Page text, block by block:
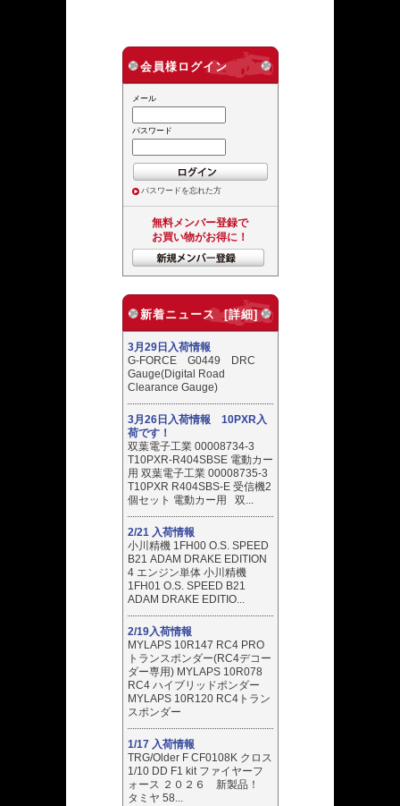
会員様ログイン
メール
パスワード
パスワードを忘れた方
無料メンバー登録で
お買い物がお得に！
新着ニュース [詳細]
3月29日入荷情報
G-FORCE G0449 DRC
Gauge(Digital Road
Clearance Gauge)
3月26日入荷情報 10PXR入
荷です！
双葉電子工業 00008734-3
T10PXR-R404SBSE 電動カー
用 双葉電子工業 00008735-3
T10PXR R404SBS-E 受信機2
個セット 電動カー用 双...
2/21 入荷情報
小川精機 1FH00 O.S. SPEED
B21 ADAM DRAKE EDITION
4 エンジン単体 小川精機
1FH01 O.S. SPEED B21
ADAM DRAKE EDITIO...
2/19入荷情報
MYLAPS 10R147 RC4 PRO
トランスポンダー(RC4デコー
ダー専用) MYLAPS 10R078
RC4 ハイブリッドポンダー
MYLAPS 10R120 RC4トラン
スポンダー
1/17 入荷情報
TRG/Older F CF0108K クロス
1/10 DD F1 kit ファイヤーフ
ォース ２０２６ 新製品！
タミヤ 58...